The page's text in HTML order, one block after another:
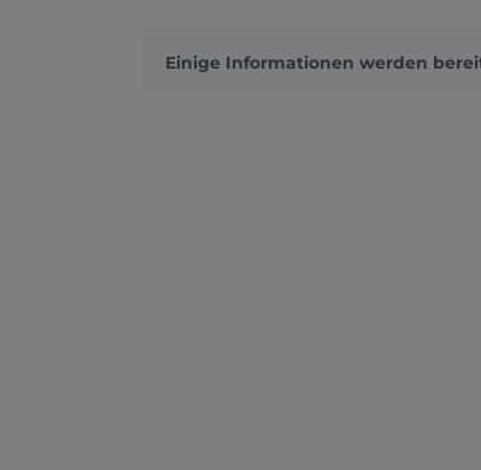
Einige Informationen werden